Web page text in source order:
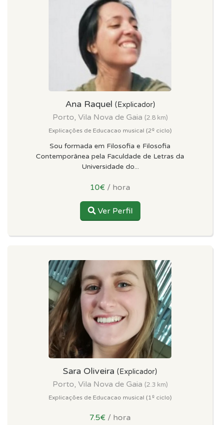
Ana Raquel (Explicador)
Porto, Vila Nova de Gaia (2.8 km)
Explicações de Educacao musical (2º ciclo)
Sou formada em Filosofia e Filosofia
Contemporânea pela Faculdade de Letras da
Universidade do...
10€ / hora
Ver Perfil
Sara Oliveira (Explicador)
Porto, Vila Nova de Gaia (2.3 km)
Explicações de Educacao musical (1º ciclo)
7.5€ / hora